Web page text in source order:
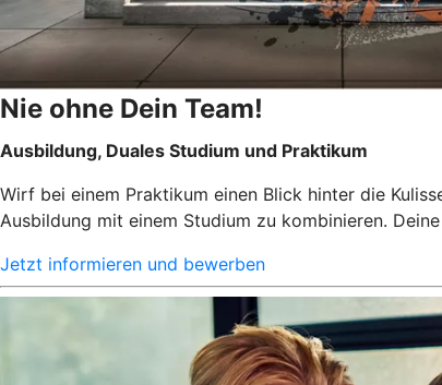
Nie ohne Dein Team!
Ausbildung, Duales Studium und Praktikum
Wirf bei einem Praktikum einen Blick hinter die
Ausbildung mit einem Studium zu kombinieren.
Jetzt informieren und bewerben